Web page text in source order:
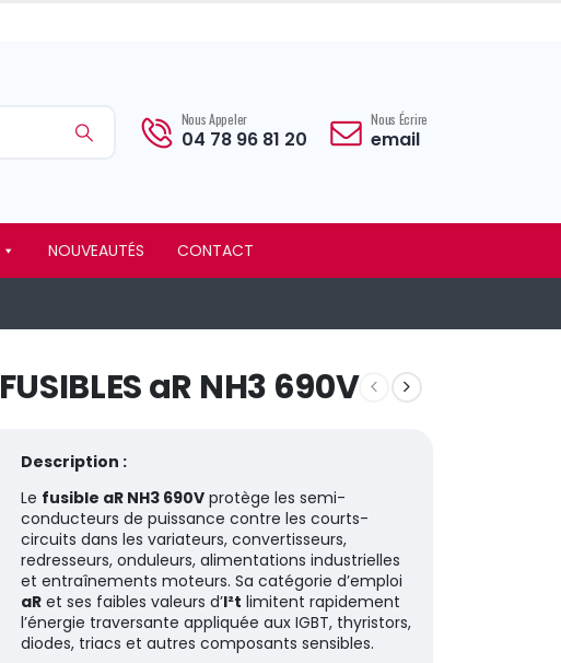
Nous Appeler
04 78 96 81 20
Nous Écrire
email
NOUVEAUTÉS CONTACT
FUSIBLES aR NH3 690V
Description :
Le fusible aR NH3 690Vprotège les semi-
conducteurs de puissance contre les courts-
circuits dans les variateurs, convertisseurs,
redresseurs, onduleurs, alimentations industrielles
et entraînements moteurs. Sa catégorie d’emploi
aRet ses faibles valeurs d’I²t limitent rapidement
l’énergie traversante appliquée aux IGBT, thyristors,
diodes, triacs et autres composants sensibles.